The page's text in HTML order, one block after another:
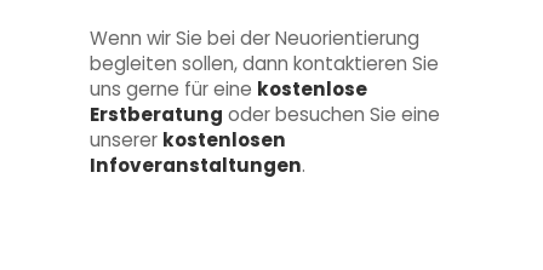
Wenn wir Sie bei der Neuorientierung
begleiten sollen, dann kontaktieren Sie
uns gerne für eine kostenlose
Erstberatung oder besuchen Sie eine
unserer kostenlosen
Infoveranstaltungen.